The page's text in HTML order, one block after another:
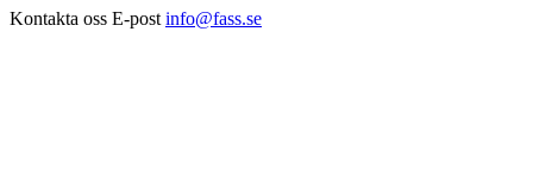
Kontakta oss E-post info@fass.se